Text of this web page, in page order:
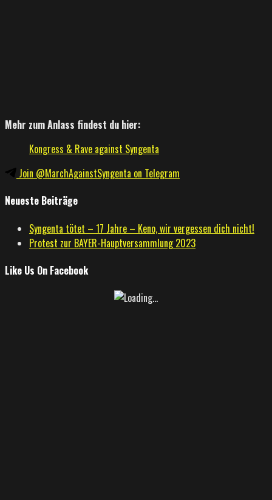
Mehr zum Anlass findest du hier:
Kongress & Rave against Syngenta
Join @MarchAgainstSyngenta on Telegram
Neueste Beiträge
Syngenta tötet – 17 Jahre – Keno, wir vergessen dich nicht!
Protest zur BAYER-Hauptversammlung 2023
Like Us On Facebook